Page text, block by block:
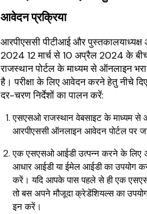
आवेदन प्रक्रिया
आरपीएससी पीटीआई और
2024 12 मार्च से 10 अप्रैल 2024 के
राजस्थान पोर्टल के माध्यम से ऑनलाइन
है। परीक्षा के लिए आवेदन करने हेतु नीचे
दर-चरण निर्देशों का पालन करें:
एसएसओ राजस्थान वेबसाइट के माध्यम से
आरपीएससी ऑनलाइन आवेदन पोर्टल पर
एक एसएसओ आईडी उत्पन्न करने के लिए
आधार आईडी या ईमेल आईडी का उपयोग
करें। यदि आपके पास पहले से ही एक
तो बस अपने मौजूदा क्रेडेंशियल्स का
इन करें।